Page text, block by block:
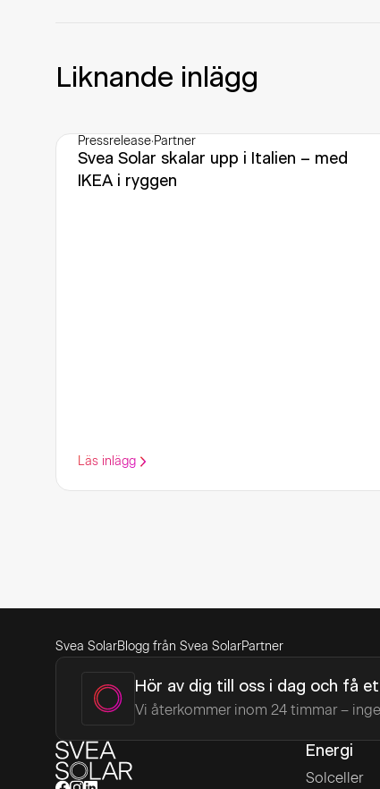
Liknande inlägg
Pressrelease·Partner
Svea Solar skalar upp i Italien – med
IKEA i ryggen
Läs inlägg
Svea SolarBlogg från Svea SolarPartner
Hör av dig till oss i dag och få
Vi återkommer inom 24 timmar –
Energi
Solceller